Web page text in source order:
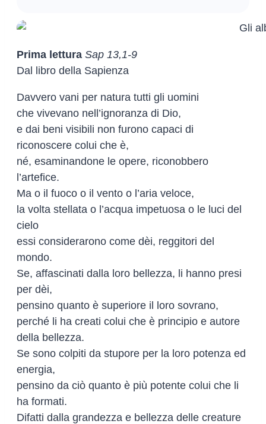
Prima lettura Sap 13,1-9
Dal libro della Sapienza
Davvero vani per natura tutti gli uomini
che vivevano nell’ignoranza di Dio,
e dai beni visibili non furono capaci di
riconoscere colui che è,
né, esaminandone le opere, riconobbero
l’artefice.
Ma o il fuoco o il vento o l’aria veloce,
la volta stellata o l’acqua impetuosa o le luci del
cielo
essi considerarono come dèi, reggitori del
mondo.
Se, affascinati dalla loro bellezza, li hanno presi
per dèi,
pensino quanto è superiore il loro sovrano,
perché li ha creati colui che è principio e autore
della bellezza.
Se sono colpiti da stupore per la loro potenza ed
energia,
pensino da ciò quanto è più potente colui che li
ha formati.
Difatti dalla grandezza e bellezza delle creature